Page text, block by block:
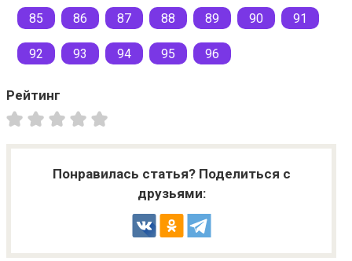
85 86 87 88 89 90 91
92 93 94 95 96
Рейтинг
Понравилась статья? Поделиться с
друзьями: